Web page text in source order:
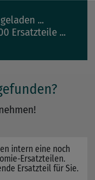
...
Ersatzteile ...
intern eine noch
Ersatzteilen.
Ersatzteil für Sie.